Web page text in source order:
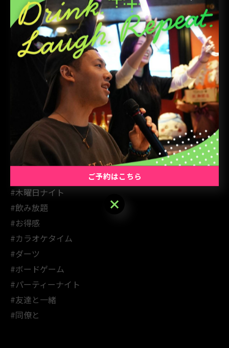
#家族で
#週末気分
#特別メニュー
#リフレッシュ
#心地よい音楽
#ストレス解消
#癒しの時間
#お出かけ
#素敵な時間
#特別なひととき
#木曜日ナイト
#飲み放題
#お得感
#カラオケタイム
#ダーツ
#ボードゲーム
#パーティーナイト
#友達と一緒
#同僚と
ご予約はこちら
ご予約はこちら